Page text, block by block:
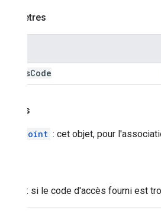
Paramètres
accessCode
Renvois
EntryPoint : cet objet, pour
: si le code d'accès fourni est